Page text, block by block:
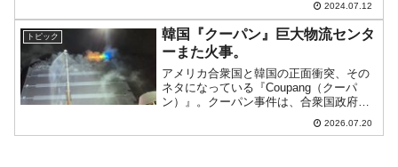
『Investing.com』より引用）。下ヒゲぶ
んは頑張って戻したのですが、陰線で終
わ...
2024.07.12
トピック
韓国『クーパン』巨大物流センタ
ーまた火事。
アメリカ合衆国と韓国の正面衝突、その
ネタになっている『Coupang（クーパ
ン）』。クーパン事件は、合衆国政府・
議会と韓国政府で、何が問題なのか――
その認識がまったく違う点が注目されま
2026.07.20